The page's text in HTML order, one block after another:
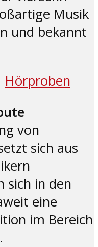
Musik
und bekannt
Hörproben
von
sich aus
sich in den
eine
im Bereich